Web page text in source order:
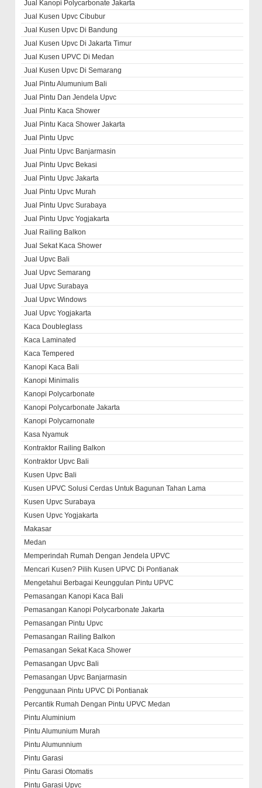
Jual Kanopi Polycarbonate Jakarta
Jual Kusen Upvc Cibubur
Jual Kusen Upvc Di Bandung
Jual Kusen Upvc Di Jakarta Timur
Jual Kusen UPVC Di Medan
Jual Kusen Upvc Di Semarang
Jual Pintu Alumunium Bali
Jual Pintu Dan Jendela Upvc
Jual Pintu Kaca Shower
Jual Pintu Kaca Shower Jakarta
Jual Pintu Upvc
Jual Pintu Upvc Banjarmasin
Jual Pintu Upvc Bekasi
Jual Pintu Upvc Jakarta
Jual Pintu Upvc Murah
Jual Pintu Upvc Surabaya
Jual Pintu Upvc Yogjakarta
Jual Railing Balkon
Jual Sekat Kaca Shower
Jual Upvc Bali
Jual Upvc Semarang
Jual Upvc Surabaya
Jual Upvc Windows
Jual Upvc Yogjakarta
Kaca Doubleglass
Kaca Laminated
Kaca Tempered
Kanopi Kaca Bali
Kanopi Minimalis
Kanopi Polycarbonate
Kanopi Polycarbonate Jakarta
Kanopi Polycarnonate
Kasa Nyamuk
Kontraktor Railing Balkon
Kontraktor Upvc Bali
Kusen Upvc Bali
Kusen UPVC Solusi Cerdas Untuk Bagunan Tahan Lama
Kusen Upvc Surabaya
Kusen Upvc Yogjakarta
Makasar
Medan
Memperindah Rumah Dengan Jendela UPVC
Mencari Kusen? Pilih Kusen UPVC Di Pontianak
Mengetahui Berbagai Keunggulan Pintu UPVC
Pemasangan Kanopi Kaca Bali
Pemasangan Kanopi Polycarbonate Jakarta
Pemasangan Pintu Upvc
Pemasangan Railing Balkon
Pemasangan Sekat Kaca Shower
Pemasangan Upvc Bali
Pemasangan Upvc Banjarmasin
Penggunaan Pintu UPVC Di Pontianak
Percantik Rumah Dengan Pintu UPVC Medan
Pintu Aluminium
Pintu Alumunium Murah
Pintu Alumunnium
Pintu Garasi
Pintu Garasi Otomatis
Pintu Garasi Upvc